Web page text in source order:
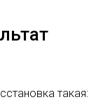
такая: